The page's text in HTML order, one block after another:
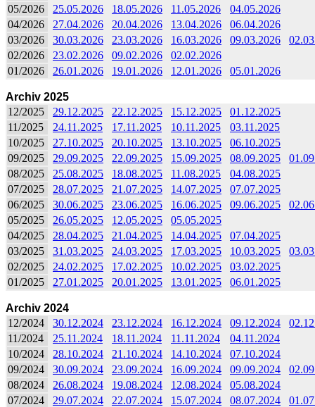
05/2026
25.05.2026 18.05.2026 11.05.2026
04.05.2026
04/2026
27.04.2026 20.04.2026 13.04.2026
06.04.2026
03/2026
30.03.2026 23.03.2026 16.03.2026 09.03.2026
02/2026
23.02.2026 09.02.2026
02.02.2026
01/2026
26.01.2026 19.01.2026 12.01.2026 05.01.2026
Archiv 2025
12/2025
29.12.2025 22.12.2025 15.12.2025
01.12.2025
11/2025
24.11.2025 17.11.2025 10.11.2025
03.11.2025
10/2025
27.10.2025 20.10.2025 13.10.2025
06.10.2025
09/2025
29.09.2025 22.09.2025 15.09.2025 08.09.2025
08/2025
25.08.2025 18.08.2025 11.08.2025
04.08.2025
07/2025
28.07.2025 21.07.2025 14.07.2025
07.07.2025
06/2025
30.06.2025 23.06.2025 16.06.2025 09.06.2025
05/2025
26.05.2025 12.05.2025
05.05.2025
04/2025
28.04.2025 21.04.2025 14.04.2025
07.04.2025
03/2025
31.03.2025 24.03.2025 17.03.2025 10.03.2025
02/2025
24.02.2025 17.02.2025 10.02.2025
03.02.2025
01/2025
27.01.2025 20.01.2025 13.01.2025 06.01.2025
Archiv 2024
12/2024
30.12.2024 23.12.2024 16.12.2024 09.12.2024
11/2024
25.11.2024 18.11.2024 11.11.2024
04.11.2024
10/2024
28.10.2024 21.10.2024 14.10.2024
07.10.2024
09/2024
30.09.2024 23.09.2024 16.09.2024 09.09.2024
08/2024
26.08.2024 19.08.2024 12.08.2024
05.08.2024
07/2024
29.07.2024 22.07.2024 15.07.2024 08.07.2024